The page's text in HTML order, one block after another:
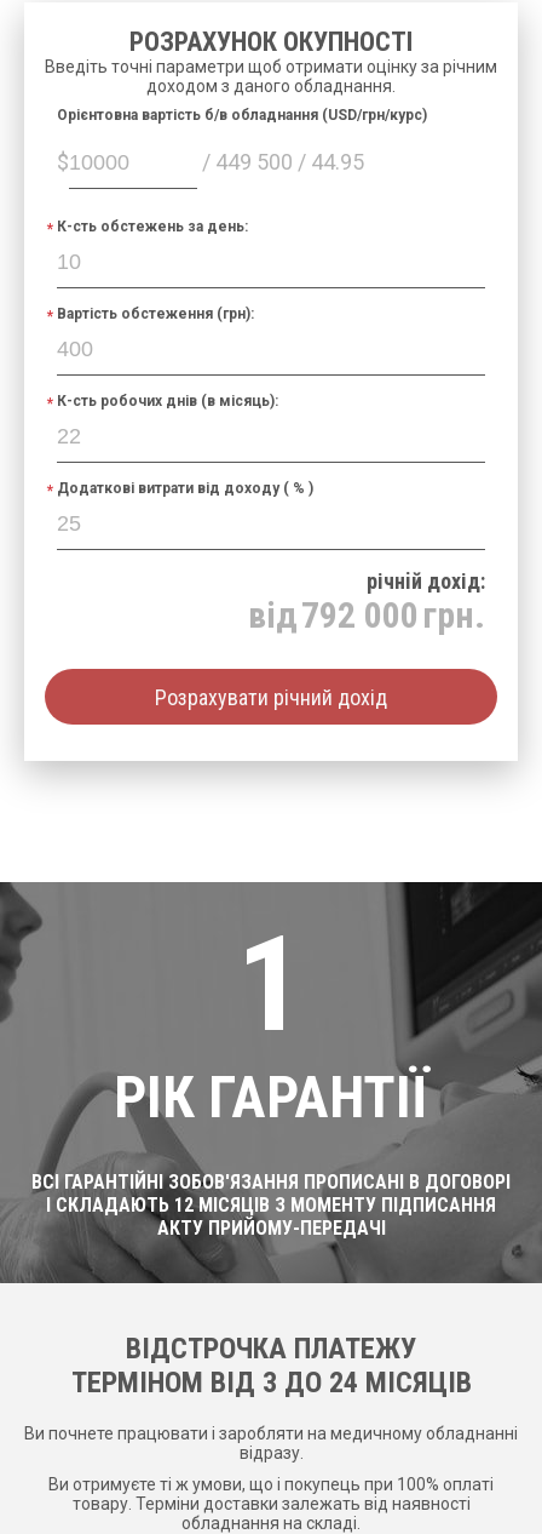
РОЗРАХУНОК ОКУПНОСТІ
Введіть точні параметри щоб отримати оцінку за річним
доходом з даного обладнання.
$ / 449 500 / 44.95
Орієнтовна вартість б/в обладнання (USD/грн/курс)
К-сть обстежень за день:
Вартість обстеження (грн):
К-сть робочих днів (в місяць):
Додаткові витрати від доходу ( % )
річнiй дохід:
від792 000 грн.
Розрахувати річний дохід
1
РІК ГАРАНТІЇ
ВСІ ГАРАНТІЙНІ ЗОБОВ'ЯЗАННЯ ПРОПИСАНІ В ДОГОВОРІ
І СКЛАДАЮТЬ 12 МІСЯЦІВ З МОМЕНТУ ПІДПИСАННЯ
АКТУ ПРИЙОМУ-ПЕРЕДАЧІ
ВІДСТРОЧКА ПЛАТЕЖУ
ТЕРМІНОМ ВІД 3 ДО 24 МІСЯЦІВ
Ви почнете працювати і заробляти на медичному обладнанні
відразу.
Ви отримуєте ті ж умови, що і покупець при 100% оплаті
товару. Терміни доставки залежать від наявності
обладнання на складі.